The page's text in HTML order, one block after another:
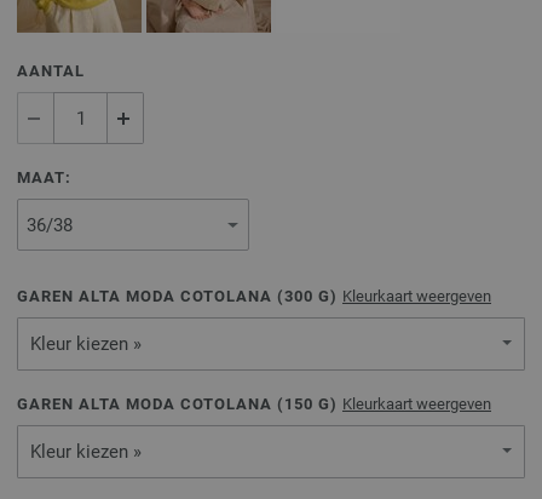
AANTAL
MAAT:
GAREN ALTA MODA COTOLANA (300 G) Kleurkaart weergeven
Kleur kiezen »
GAREN ALTA MODA COTOLANA ( 150 G) Kleurkaart weergeven
Kleur kiezen »